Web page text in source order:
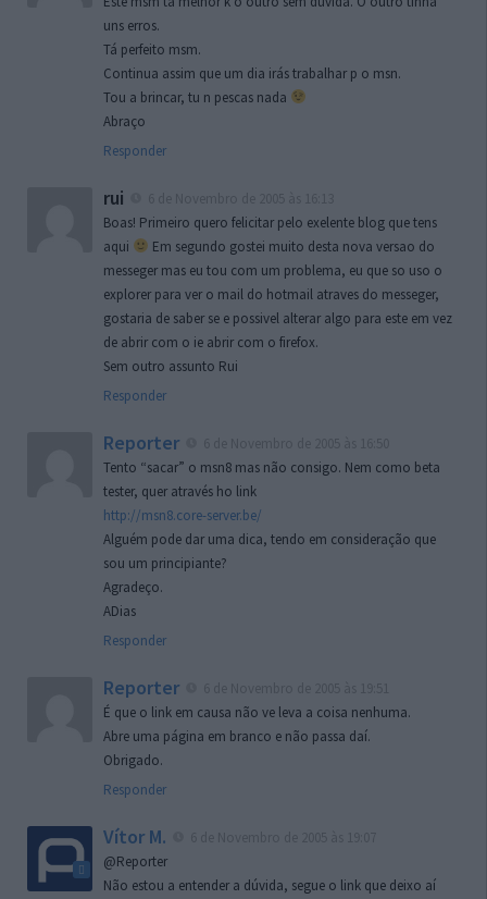
uns erros.
Tá perfeito msm.
Continua assim que um dia irás trabalhar p o msn.
Tou a brincar, tu n pescas nada
Abraço
Responder
rui
Boas! Primeiro quero felicitar pelo exelente blog que tens
aqui
Em segundo gostei muito desta nova versao do
messeger mas eu tou com um problema, eu que so uso o
explorer para ver o mail do hotmail atraves do messeger,
gostaria de saber se e possivel alterar algo para este em vez
de abrir com o ie abrir com o firefox.
Sem outro assunto Rui
Responder
Reporter
Tento “sacar” o msn8 mas não consigo. Nem como beta
tester, quer através ho link
http://msn8.core-server.be/
Alguém pode dar uma dica, tendo em consideração que
sou um principiante?
Agradeço.
ADias
Responder
Reporter
É que o link em causa não ve leva a coisa nenhuma.
Abre uma página em branco e não passa daí.
Obrigado.
Responder
Vítor M.
@Reporter
Não estou a entender a dúvida, segue o link que deixo aí